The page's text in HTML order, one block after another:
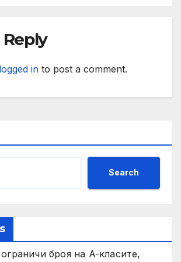
Reply
logged in to post a comment.
Search
броя на A-класите,